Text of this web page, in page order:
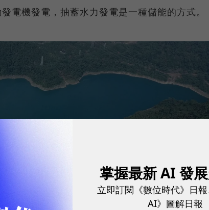
電機發電，抽蓄水力發電是一種儲能的方式。
掌握最新 AI 發
立即訂閱《數位時代》日
AI》圖解日報